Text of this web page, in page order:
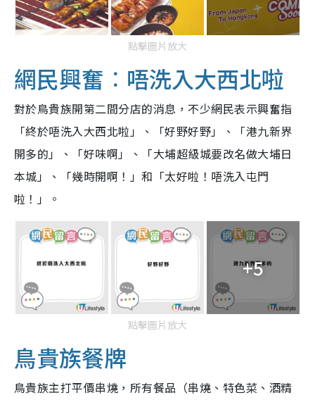
點擊圖片放大
網民興奮︰唔洗入大西北啦
對於鳥貴族開第二間分店的消息，不少網民表示興奮指
「終於唔洗入大西北啦」、「好野好野」、「港九新界
開多的」、「好味啊」、「大埔超級城要改名做大埔日
本城」、「幾時開啊！」和「太好啦！唔洗入屯門
啦！」。
+5
點擊圖片放大
鳥貴族餐牌
鳥貴族主打平價串燒，所有餐品（串燒、特色菜、酒精